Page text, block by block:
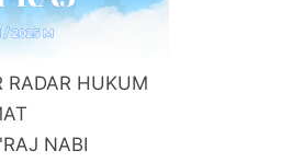
RADAR HUKUM
NABI